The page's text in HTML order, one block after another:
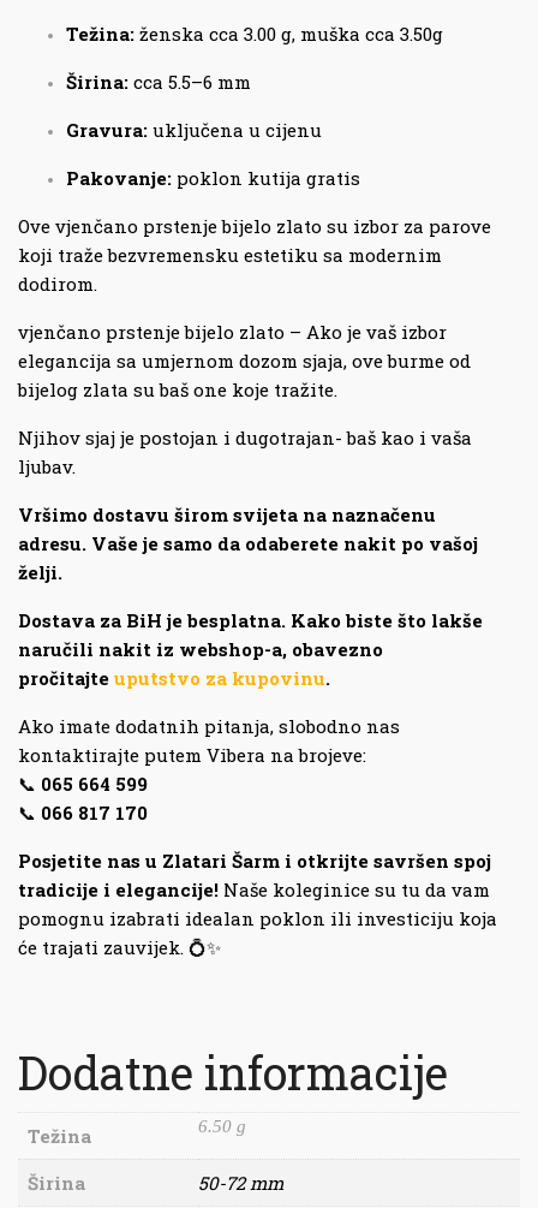
Težina: ženska cca 3.00 g, muška cca 3.50g
Širina: cca 5.5–6 mm
Gravura: uključena u cijenu
Pakovanje: poklon kutija gratis
Ove vjenčano prstenje bijelo zlato su izbor za parove
koji traže bezvremensku estetiku sa modernim
dodirom.
vjenčano prstenje bijelo zlato – Ako je vaš izbor
elegancija sa umjernom dozom sjaja, ove burme od
bijelog zlata su baš one koje tražite.
Njihov sjaj je postojan i dugotrajan- baš kao i vaša
ljubav.
Vršimo dostavu širom svijeta na naznačenu
adresu. Vaše je samo da odaberete nakit po vašoj
želji.
Dostava za BiH je besplatna. Kako biste što lakše
naručili nakit iz webshop-a, obavezno
pročitajte uputstvo za kupovinu.
Ako imate dodatnih pitanja, slobodno nas
kontaktirajte putem Vibera na brojeve:
📞 065 664 599
📞 066 817 170
Posjetite nas u Zlatari Šarm i otkrijte savršen spoj
tradicije i elegancije! Naše koleginice su tu da vam
pomognu izabrati idealan poklon ili investiciju koja
će trajati zauvijek. 💍✨
Dodatne informacije
Težina 6.50 g
Širina 50-72 mm